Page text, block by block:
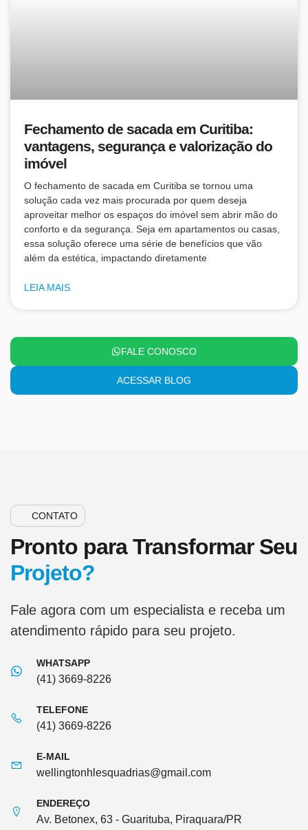
Fechamento de sacada em Curitiba:
vantagens, segurança e valorização do
imóvel
O fechamento de sacada em Curitiba se tornou uma
solução cada vez mais procurada por quem deseja
aproveitar melhor os espaços do imóvel sem abrir mão do
conforto e da segurança. Seja em apartamentos ou casas,
essa solução oferece uma série de benefícios que vão
além da estética, impactando diretamente
LEIA MAIS
FALE CONOSCO
ACESSAR BLOG
CONTATO
Pronto para Transformar Seu
Projeto?
Fale agora com um especialista e receba um
atendimento rápido para seu projeto.
WHATSAPP
(41) 3669-8226
TELEFONE
(41) 3669-8226
E-MAIL
wellingtonhlesquadrias@gmail.com
ENDEREÇO
Av. Betonex, 63 - Guarituba, Piraquara/PR